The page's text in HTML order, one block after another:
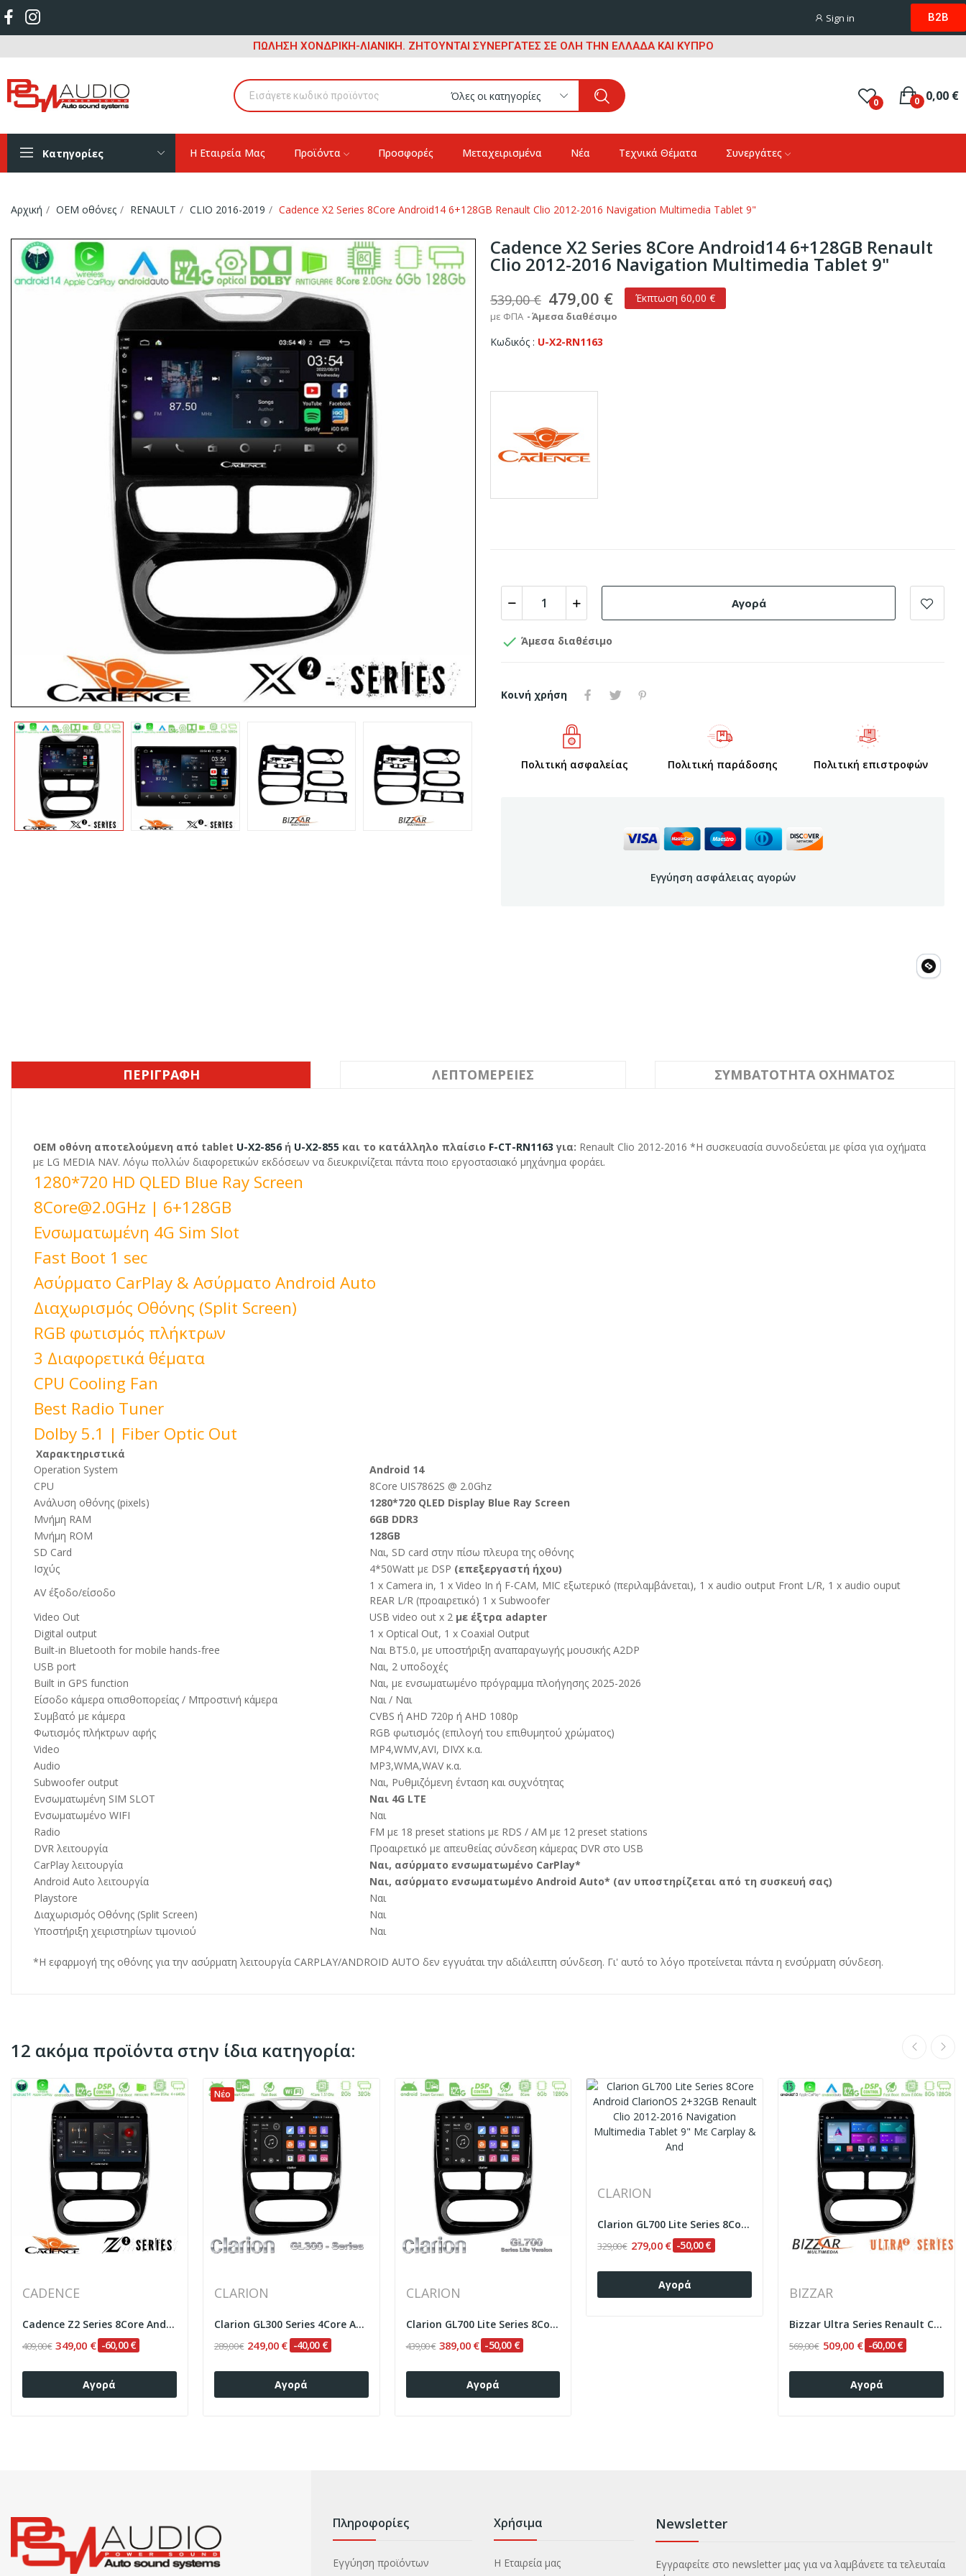
Sign in B2B
ΠΩΛΗΣΗ ΧΟΝΔΡΙΚΗ-ΛΙΑΝΙΚΗ. ΖΗΤΟΥΝΤΑΙ ΣΥΝΕΡΓΑΤΕΣ ΣΕ ΟΛΗ ΤΗΝ ΕΛΛΑΔΑ ΚΑΙ ΚΥΠΡΟ
Όλες οι κατηγορίες 0 0,00 €
0
Κατηγορίες Η Εταιρεία Μας Προϊόντα Προσφορές Μεταχειρισμένα Νέα Τεχνικά Θέματα Συνεργάτες
Αρχική OEM οθόνες RENAULT CLIO 2016-2019 Cadence X2 Series 8Core Android14 6+128GB Renault Clio 2012-2016 Navigation Multimedia Tablet 9"
Cadence X2 Series 8Core Android14 6+128GB Renault
Clio 2012-2016 Navigation Multimedia Tablet 9"
539,00 € 479,00 € Έκπτωση 60,00 €
με ΦΠΑ Άμεσα διαθέσιμο
Κωδικός U-X2-RN1163
Αγορά
 Άμεσα διαθέσιμο
Κοινή χρήση
Πολιτική ασφαλείας Πολιτική παράδοσης Πολιτική επιστροφών
Εγγύηση ασφάλειας αγορών
ΠΕΡΙΓΡΑΦΉ ΛΕΠΤΟΜΈΡΕΙΕΣ ΣΥΜΒΑΤΌΤΗΤΑ ΟΧΉΜΑΤΟΣ
OEM οθόνη αποτελούμενη από tablet U-X2-856 ή U-X2-855 και το κατάλληλο πλαίσιο F-CT-RN1163 για: Renault Clio 2012-2016 *Η συσκευασία συνοδεύεται με φίσα για οχήματα
με LG MEDIA NAV. Λόγω πολλών διαφορετικών εκδόσεων να διευκρινίζεται πάντα ποιο εργοστασιακό μηχάνημα φοράει.
1280*720 HD QLED Blue Ray Screen
8Core@2.0GHz | 6+128GB
Ενσωματωμένη 4G Sim Slot
Fast Boot 1 sec
Ασύρματο CarPlay & Ασύρματο Android Auto
Διαχωρισμός Οθόνης (Split Screen)
RGB φωτισμός πλήκτρων
3 Διαφορετικά θέματα
CPU Cooling Fan
Best Radio Tuner
Dolby 5.1 | Fiber Optic Out
Χαρακτηριστικά
Operation System
Android 14
CPU
8Core UIS7862S @ 2.0Ghz
Ανάλυση οθόνης (pixels)
1280*720 QLED Display Blue Ray Screen
Μνήμη RAM
6GB DDR3
Μνήμη ROM
128GB
SD Card
Ναι, SD card στην πίσω πλευρα της οθόνης
Ισχύς
4*50Watt με DSP (επεξεργαστή ήχου)
AV έξοδο/είσοδο
1 x Camera in, 1 x Video In ή F-CAM, MIC εξωτερικό (περιλαμβάνεται), 1 x audio output Front L/R, 1 x audio ouput
REAR L/R (προαιρετικό) 1 x Subwoofer
Video Out
USB video out x 2 με έξτρα adapter
Digital output
1 x Optical Out, 1 x Coaxial Output
Built-in Bluetooth for mobile hands-free
Ναι BT5.0, με υποστήριξη αναπαραγωγής μουσικής A2DP
USB port
Ναι, 2 υποδοχές
Built in GPS function
Ναι, με ενσωματωμένο πρόγραμμα πλοήγησης 2025-2026
Είσοδο κάμερα οπισθοπορείας / Μπροστινή κάμερα
Ναι / Ναι
Συμβατό με κάμερα
CVBS ή AHD 720p ή AHD 1080p
Φωτισμός πλήκτρων αφής
RGB φωτισμός (επιλογή του επιθυμητού χρώματος)
Video
MP4,WMV,AVI, DIVX κ.α.
Audio
MP3,WMA,WAV κ.α.
Subwoofer output
Ναι, Ρυθμιζόμενη ένταση και συχνότητας
Ενσωματωμένη SIM SLOT
Ναι 4G LTE
Ενσωματωμένο WIFI
Ναι
Radio
FM με 18 preset stations με RDS / AM με 12 preset stations
DVR λειτουργία
Προαιρετικό με απευθείας σύνδεση κάμερας DVR στο USB
CarPlay λειτουργία
Ναι, ασύρματο ενσωματωμένο CarPlay*
Android Auto λειτουργία
Ναι, ασύρματο ενσωματωμένο Android Auto* (αν υποστηρίζεται από τη συσκευή σας)
Playstore
Ναι
Διαχωρισμός Οθόνης (Split Screen)
Ναι
Υποστήριξη χειριστηρίων τιμονιού
Ναι
*Η εφαρμογή της οθόνης για την ασύρματη λειτουργία CARPLAY/ANDROID AUTO δεν εγγυάται την αδιάλειπτη σύνδεση. Γι' αυτό το λόγο προτείνεται πάντα η ενσύρματη σύνδεση.
12 ακόμα προϊόντα στην ίδια κατηγορία:
CADENCE
Cadence Z2 Series 8Core Android14 4+64GB...
409,00 € 349,00 € -60,00 €
Αγορά
Νέο
CLARION
Clarion GL300 Series 4Core Android ClarionOS...
289,00 € 249,00 € -40,00 €
Αγορά
CLARION
Clarion GL700 Lite Series 8Core Android...
439,00 € 389,00 € -50,00 €
Αγορά
CLARION
Clarion GL700 Lite Series 8Core Android...
329,00 € 279,00 € -50,00 €
Αγορά
BIZZAR
Bizzar Ultra Series Renault Clio 2012-2016...
569,00 € 509,00 € -60,00 €
Αγορά
Πληροφορίες
Εγγύηση προϊόντων
Χρήσιμα
Η Εταιρεία μας
Newsletter
Εγγραφείτε στο newsletter μας για να λαμβάνετε τα τελευταία